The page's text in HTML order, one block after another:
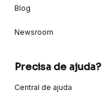
Blog
Newsroom
Precisa de ajuda?
Central de ajuda